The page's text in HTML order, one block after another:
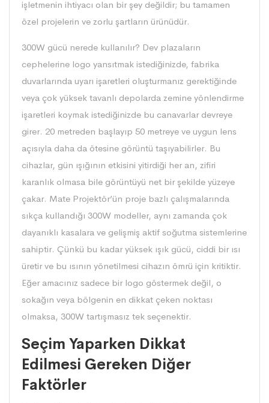
işletmenin ihtiyacı olan bir şey değildir; bu tamamen
özel projelerin ve zorlu şartların ürünüdür.
300W gücü nerede kullanılır? Dev plazaların
cephelerine logo yansıtmak istediğinizde, fabrika
duvarlarında uyarı işaretleri oluşturmanız gerektiğinde
veya çok yüksek tavanlı depolarda zemine yönlendirme
işaretleri koymak istediğinizde bu canavarlar devreye
girer. 20 metreden başlayıp 50 metreye ve uygun lens
açısıyla daha da ötesine görüntü taşıyabilirler. Bu
cihazlar, gün ışığının etkisini yitirdiği her an, zifiri
karanlık olmasa bile görüntüyü net bir şekilde yüzeye
çakar. Mate Projektör’ün proje bazlı çalışmalarında
sıkça kullandığı 300W modeller, aynı zamanda çok
dayanıklı kasalara ve gelişmiş aktif soğutma sistemlerine
sahiptir. Çünkü bu kadar yüksek ışık gücü, ciddi bir ısı
üretir ve bu ısının yönetilmesi cihazın ömrü için kritiktir.
Eğer amacınız sadece bir logo göstermek değil, o
sokağın veya bölgenin en dikkat çeken noktası
olmaksa, 300W tartışmasız tek seçenektir.
Seçim Yaparken Dikkat
Edilmesi Gereken Diğer
Faktörler